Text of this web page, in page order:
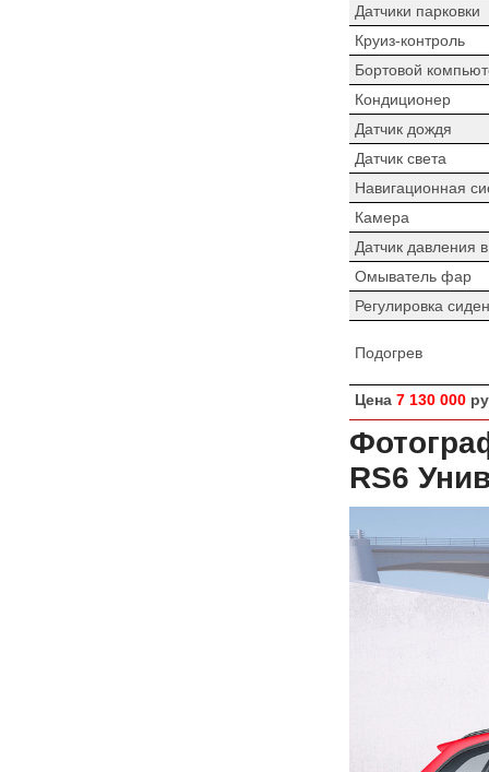
Датчики парковки
Круиз-контроль
Бортовой
Кондиционер
Датчик дождя
Датчик света
Навигационная
Камера
Датчик давления
Омыватель фар
Регулировка
Подогрев
Цена 7 130 000
RS6